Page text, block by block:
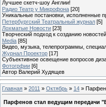
Лучшее скетч-шоу Англии!
Радио Театр у Микрофона [20]
Уникальные постановки, исполненные
Петербургский Театральный журнал [5]
Лохматые Новости [23]
Творческий подход к созданию
Media [85]
Видео, музыка, телепрограммы,
Журнал Проектор [17]
Субъективное освещение вопросов
Фотогрфии [6]
Автор Валерий Худящев
Главная » 2011 » Октябрь » 14 »
Парфенов стал ведущим передачи